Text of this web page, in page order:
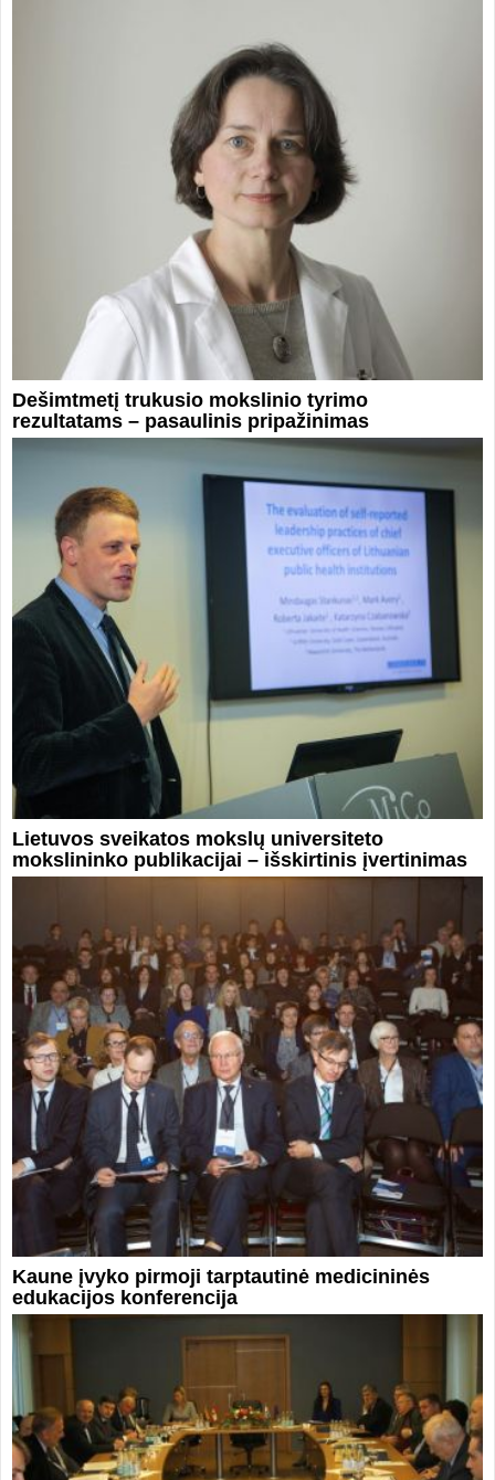
Dešimtmetį trukusio mokslinio tyrimo
rezultatams – pasaulinis pripažinimas
Lietuvos sveikatos mokslų universiteto
mokslininko publikacijai – išskirtinis įvertinimas
Kaune įvyko pirmoji tarptautinė medicininės
edukacijos konferencija